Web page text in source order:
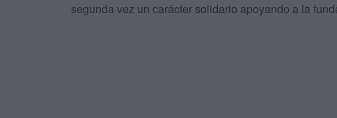
segunda vez un carácter solidario apoyando a la